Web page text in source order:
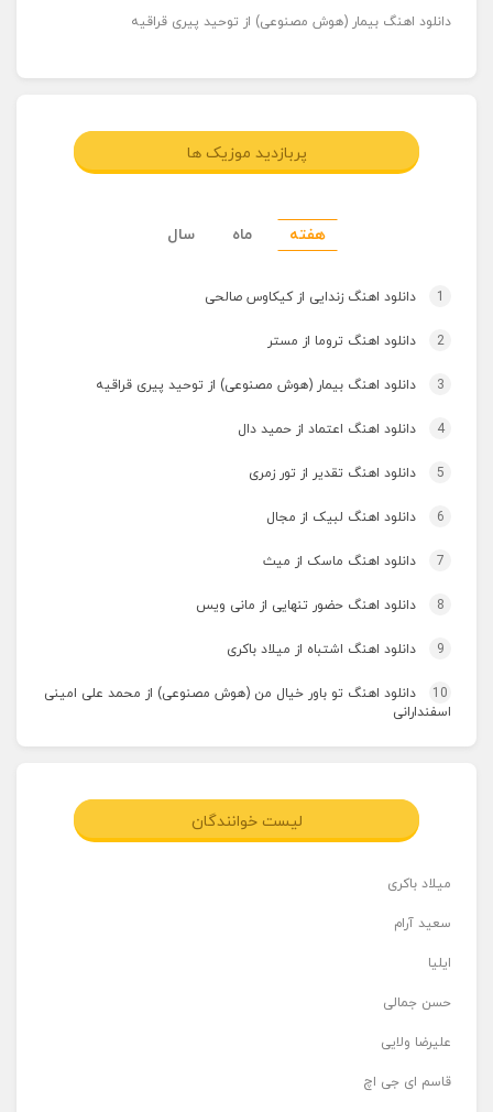
دانلود اهنگ بیمار (هوش مصنوعی) از توحید پیری قراقیه
پربازدید موزیک ها
هفته ماه سال
1 دانلود اهنگ زندایی از کیکاوس صالحی
2 دانلود اهنگ تروما از مستر
3 دانلود اهنگ بیمار (هوش مصنوعی) از توحید پیری قراقیه
4 دانلود اهنگ اعتماد از حمید دال
5 دانلود اهنگ تقدیر از تور زمری
6 دانلود اهنگ لبیک از مجال
7 دانلود اهنگ ماسک از میث
8 دانلود اهنگ حضور تنهایی از مانی ویس
9 دانلود اهنگ اشتباه از میلاد باکری
10
دانلود اهنگ تو باور خیال من (هوش مصنوعی) از محمد علی امینی
اسفندارانی
لیست خوانندگان
میلاد باکری
سعید آرام
ایلیا
حسن جمالی
علیرضا ولایی
قاسم ای جی اچ